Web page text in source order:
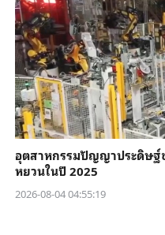
อุตสาหกรรมปัญญาประดิษฐ์
หยวนในปี 2025
2026-08-04 04:55:19